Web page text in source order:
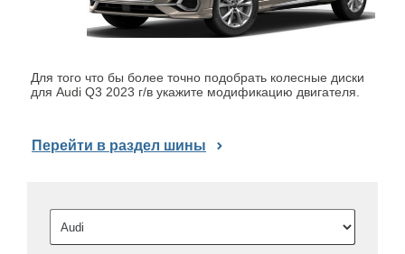
Для того что бы более точно подобрать колесные диски
для Audi Q3 2023 г/в укажите модификацию двигателя.
Перейти в раздел шины